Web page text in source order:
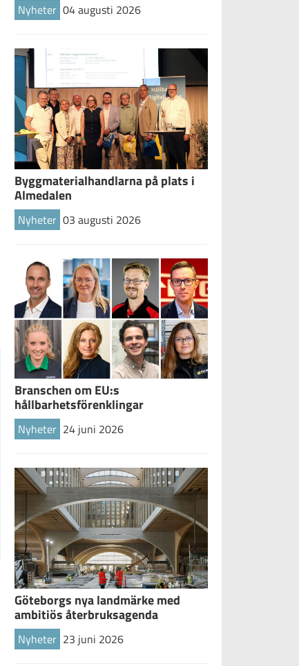
Nyheter 04 augusti 2026
Byggmaterialhandlarna på plats i
Almedalen
Nyheter 03 augusti 2026
Branschen om EU:s
hållbarhetsförenklingar
Nyheter 24 juni 2026
Göteborgs nya landmärke med
ambitiös återbruksagenda
Nyheter 23 juni 2026